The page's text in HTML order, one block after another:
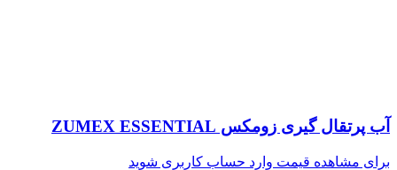
آب پرتقال گیری زومکس ZUMEX ESSENTIAL
برای مشاهده قیمت وارد حساب کاربری شوید